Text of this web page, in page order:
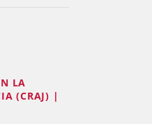
LA
(CRAJ) |